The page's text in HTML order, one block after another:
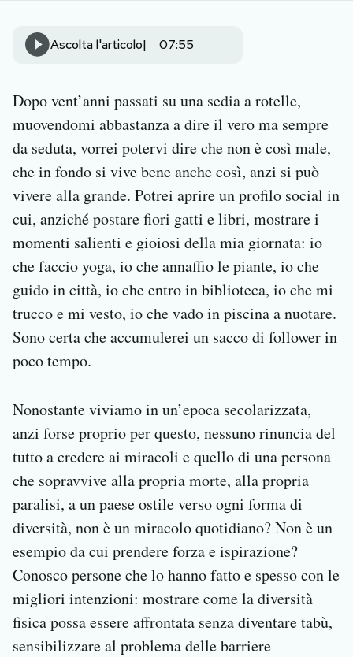
Ascolta l'articolo 07:55
Dopo vent’anni passati su una sedia a rotelle,
muovendomi abbastanza a dire il vero ma sempre
da seduta, vorrei potervi dire che non è così male,
che in fondo si vive bene anche così, anzi si può
vivere alla grande. Potrei aprire un profilo social in
cui, anziché postare fiori gatti e libri, mostrare i
momenti salienti e gioiosi della mia giornata: io
che faccio yoga, io che annaffio le piante, io che
guido in città, io che entro in biblioteca, io che mi
trucco e mi vesto, io che vado in piscina a nuotare.
Sono certa che accumulerei un sacco di follower in
poco tempo.
Nonostante viviamo in un’epoca secolarizzata,
anzi forse proprio per questo, nessuno rinuncia del
tutto a credere ai miracoli e quello di una persona
che sopravvive alla propria morte, alla propria
paralisi, a un paese ostile verso ogni forma di
diversità, non è un miracolo quotidiano? Non è un
esempio da cui prendere forza e ispirazione?
Conosco persone che lo hanno fatto e spesso con le
migliori intenzioni: mostrare come la diversità
fisica possa essere affrontata senza diventare tabù,
sensibilizzare al problema delle barriere